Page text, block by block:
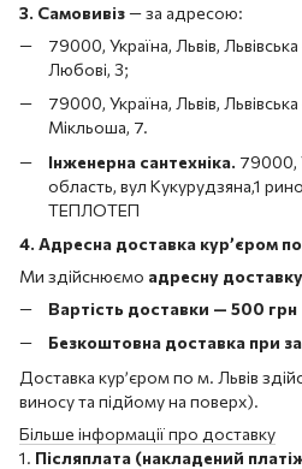
3. Самовивіз—за адресою:
79000, Україна, Львів,
Любові, 3;
79000, Україна, Львів,
Мікльоша, 7.
Інженерна сантехніка. 79000,
область, вул Кукурудзяна,1
ТЕПЛОТЕП
4. Адресна доставка кур’єром
Ми здійснюємо адресну
Вартість доставки — 500 грн
Безкоштовна доставка при
Доставка кур’єром по м. Львів
виносу та підйому на поверх).
Більше інформації про доставку
1. Післяплата (накладений